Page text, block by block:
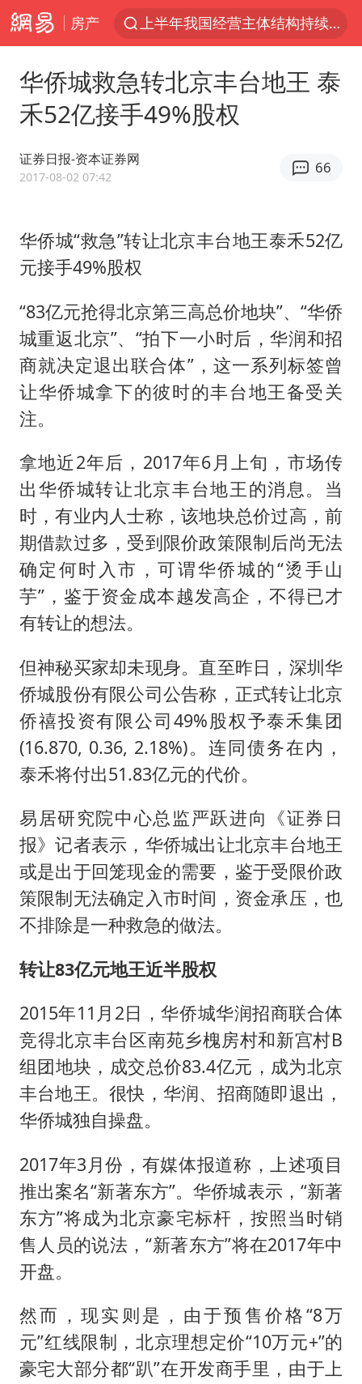
房产
上半年我国经营主体结构持续优化
上海：5号线16号线浦江线全线停运
国足U17与阿森纳决赛取消 并列冠军
上门女婿出轨女邻居多年被判重婚罪
2025年小学教师减少13.19万
王艺迪无缘横滨赛决赛
泰国：高度重视中国游客旅游体验
上海大部迎大暴雨
《龙餐馆》 冲奖
以军士兵把枪口对准中国记者
笔试第一被劝弃考涉事副校长被撤职
白海豚5次眼壁置换
构建更高水平的全民健身公共服务体系
华侨城救急转北京丰台地王 泰
禾52亿接手49%股权
证券日报-资本证券网
2017-08-02 07:42
66
华侨城“救急”转让北京丰台地王泰禾52亿
元接手49%股权
“83亿元抢得北京第三高总价地块”、“华侨
城重返北京”、“拍下一小时后，华润和招
商就决定退出联合体”，这一系列标签曾
让华侨城拿下的彼时的丰台地王备受关
注。
拿地近2年后，2017年6月上旬，市场传
出华侨城转让北京丰台地王的消息。当
时，有业内人士称，该地块总价过高，前
期借款过多，受到限价政策限制后尚无法
确定何时入市，可谓华侨城的“烫手山
芋”，鉴于资金成本越发高企，不得已才
有转让的想法。
但神秘买家却未现身。直至昨日，深圳华
侨城股份有限公司公告称，正式转让北京
侨禧投资有限公司49%股权予泰禾集团
(16.870, 0.36, 2.18%)。连同债务在内，
泰禾将付出51.83亿元的代价。
易居研究院中心总监严跃进向《证券日
报》记者表示，华侨城出让北京丰台地王
或是出于回笼现金的需要，鉴于受限价政
策限制无法确定入市时间，资金承压，也
不排除是一种救急的做法。
转让83亿元地王近半股权
2015年11月2日，华侨城华润招商联合体
竞得北京丰台区南苑乡槐房村和新宫村B
组团地块，成交总价83.4亿元，成为北京
丰台地王。很快，华润、招商随即退出，
华侨城独自操盘。
2017年3月份，有媒体报道称，上述项目
推出案名“新著东方”。华侨城表示，“新著
东方”将成为北京豪宅标杆，按照当时销
售人员的说法，“新著东方”将在2017年中
开盘。
然而，现实则是，由于预售价格“8万
元”红线限制，北京理想定价“10万元+”的
豪宅大部分都“趴”在开发商手里，由于上